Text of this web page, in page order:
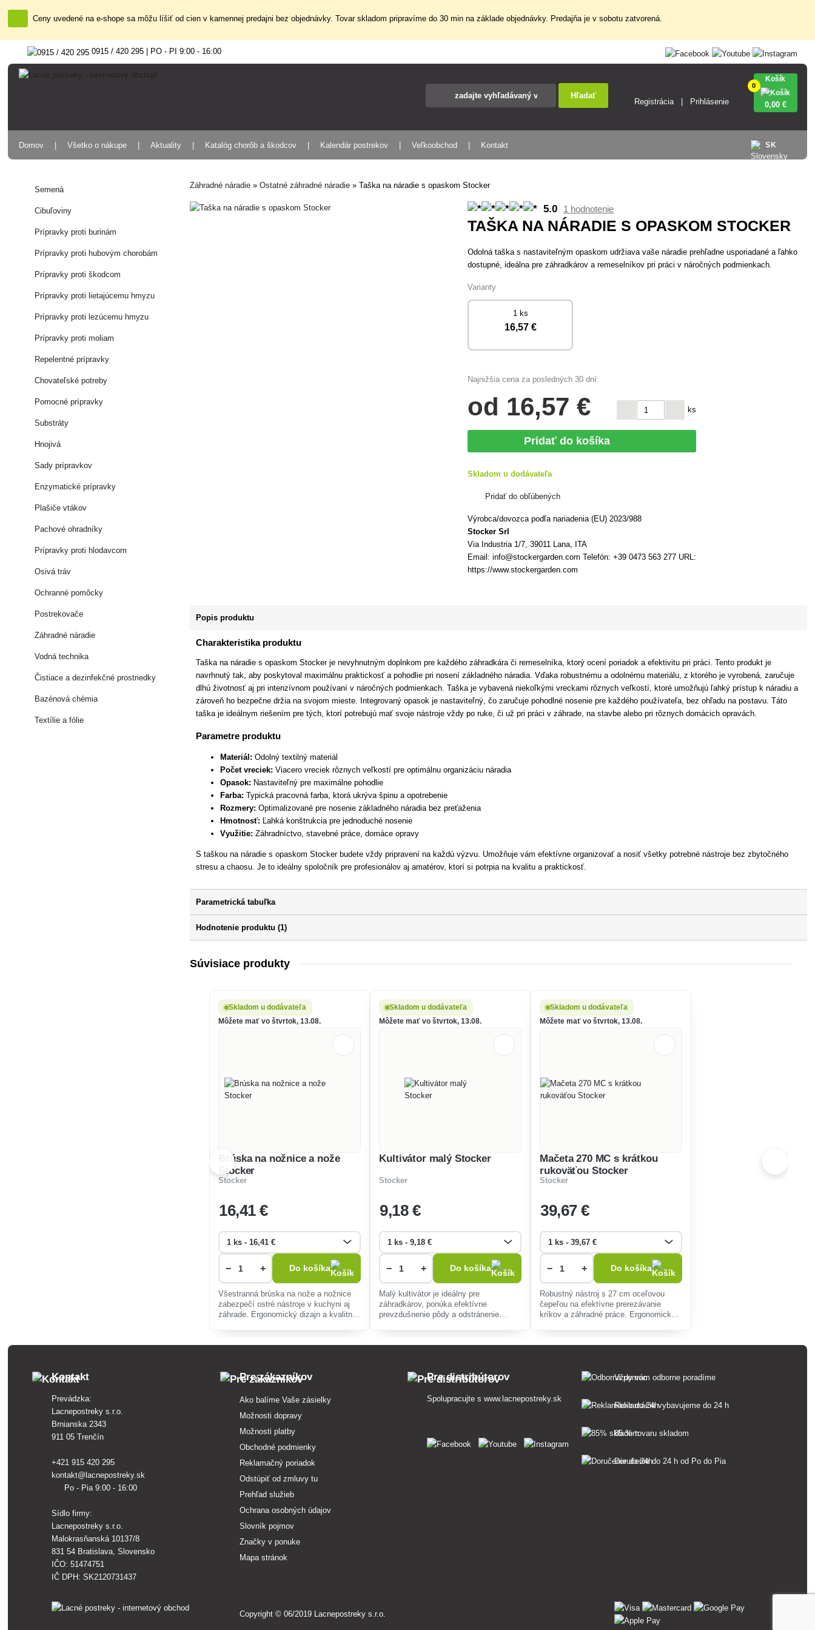
Ceny uvedené na e-shope sa môžu líšiť od cien v kamennej predajni bez objednávky. Tovar skladom pripravíme do 30 min na základe objednávky. Predajňa je v sobotu zatvorená.
0915 / 420 295 | PO - PI 9:00 - 16:00
Hľadať
Registrácia Prihlásenie
0
Košík
0,00 €
SK
Domov Všetko o nákupe Aktuality Katalóg chorôb a škodcov Kalendár postrekov Veľkoobchod Kontakt
Semená
Cibuľoviny
Prípravky proti burinám
Prípravky proti hubovým chorobám
Prípravky proti škodcom
Prípravky proti lietajúcemu hmyzu
Prípravky proti lezúcemu hmyzu
Prípravky proti moliam
Repelentné prípravky
Chovateľské potreby
Pomocné prípravky
Substráty
Hnojivá
Sady prípravkov
Enzymatické prípravky
Plašiče vtákov
Pachové ohradníky
Prípravky proti hlodavcom
Osivá tráv
Ochranné pomôcky
Postrekovače
Záhradné náradie
Vodná technika
Čistiace a dezinfekčné prostriedky
Bazénová chémia
Textílie a fólie
Záhradné náradie »Ostatné záhradné náradie »Taška na náradie s opaskom Stocker
5.0 1 hodnotenie
TAŠKA NA NÁRADIE S OPASKOM STOCKER
Odolná taška s nastaviteľným opaskom udržiava vaše náradie prehľadne usporiadané a ľahko
dostupné, ideálna pre záhradkárov a remeselníkov pri práci v náročných podmienkach.
Varianty
1 ks
16,57 €
Najnižšia cena za posledných 30 dní:
od 16,57 € ks
Pridať do košíka
Skladom u dodávateľa
Pridať do obľúbených
Výrobca/dovozca podľa nariadenia (EU) 2023/988
Stocker Srl
Via Industria 1/7, 39011 Lana, ITA
Email: info@stockergarden.com Telefón: +39 0473 563 277 URL:
https://www.stockergarden.com
Popis produktu
Charakteristika produktu
Taška na náradie s opaskom Stocker je nevyhnutným doplnkom pre každého záhradkára či remeselníka, ktorý ocení poriadok a efektivitu pri práci. Tento produkt je
navrhnutý tak, aby poskytoval maximálnu praktickosť a pohodlie pri nosení základného náradia. Vďaka robustnému a odolnému materiálu, z ktorého je vyrobená, zaručuje
dlhú životnosť aj pri intenzívnom používaní v náročných podmienkach. Taška je vybavená niekoľkými vreckami rôznych veľkostí, ktoré umožňujú ľahký prístup k náradiu a
zároveň ho bezpečne držia na svojom mieste. Integrovaný opasok je nastaviteľný, čo zaručuje pohodlné nosenie pre každého používateľa, bez ohľadu na postavu. Táto
taška je ideálnym riešením pre tých, ktorí potrebujú mať svoje nástroje vždy po ruke, či už pri práci v záhrade, na stavbe alebo pri rôznych domácich opravách.
Parametre produktu
Materiál: Odolný textilný materiál
Počet vreciek: Viacero vreciek rôznych veľkostí pre optimálnu organizáciu náradia
Opasok: Nastaviteľný pre maximálne pohodlie
Farba: Typická pracovná farba, ktorá ukrýva špinu a opotrebenie
Rozmery: Optimalizované pre nosenie základného náradia bez preťaženia
Hmotnosť: Ľahká konštrukcia pre jednoduché nosenie
Využitie: Záhradníctvo, stavebné práce, domáce opravy
S taškou na náradie s opaskom Stocker budete vždy pripravení na každú výzvu. Umožňuje vám efektívne organizovať a nosiť všetky potrebné nástroje bez zbytočného
stresu a chaosu. Je to ideálny spoločník pre profesionálov aj amatérov, ktorí si potrpia na kvalitu a praktickosť.
Parametrická tabuľka
Hodnotenie produktu (1)
Súvisiace produkty
Skladom u dodávateľa
Môžete mať vo štvrtok, 13.08.
Brúska na nožnice a nože
Stocker
Stocker
16,41 €
− + Do košíka
Všestranná brúska na nože a nožnice
zabezpečí ostré nástroje v kuchyni aj
záhrade. Ergonomický dizajn a kvalitné
Skladom u dodávateľa
Môžete mať vo štvrtok, 13.08.
Kultivátor malý Stocker
Stocker
9,18 €
− + Do košíka
Malý kultivátor je ideálny pre
záhradkárov, ponúka efektívne
prevzdušnenie pôdy a odstránenie
použitie a dlhú živ
Skladom u dodávateľa
Môžete mať vo štvrtok, 13.08.
Mačeta 270 MC s krátkou
rukoväťou Stocker
Stocker
39,67 €
− + Do košíka
Robustný nástroj s 27 cm oceľovou
čepeľou na efektívne prerezávanie
kríkov a záhradné práce. Ergonomická
Kontakt
Prevádzka:
Lacnepostreky s.r.o.
Brnianska 2343
911 05 Trenčín
+421 915 420 295
kontakt@lacnepostreky.sk
Po - Pia 9:00 - 16:00
Sídlo firmy:
Lacnepostreky s.r.o.
Malokrasňanská 10137/8
831 54 Bratislava, Slovensko
IČO: 51474751
IČ DPH: SK2120731437
Pre zákazníkov
Ako balíme Vaše zásielky
Možnosti dopravy
Možnosti platby
Obchodné podmienky
Reklamačný poriadok
Odstúpiť od zmluvy tu
Prehľad služieb
Ochrana osobných údajov
Slovník pojmov
Značky v ponuke
Mapa stránok
Pre distribútorov
Spolupracujte swww.lacnepostreky.sk
Vždy vám odborne poradíme
Reklamácie vybavujeme do 24 h
85 % tovaru skladom
Doručenie do 24 h od Po do Pia
Copyright © 06/2019 Lacnepostreky s.r.o.